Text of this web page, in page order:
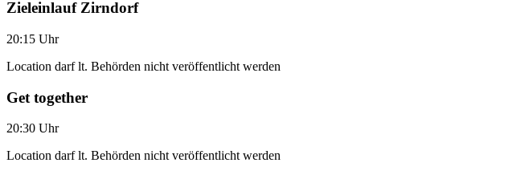
Zieleinlauf Zirndorf
20:15 Uhr
Location darf lt. Behörden nicht veröffentlicht werden
Get together
20:30 Uhr
Location darf lt. Behörden nicht veröffentlicht werden